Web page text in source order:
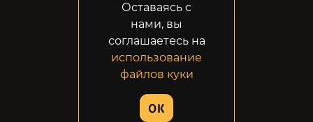
Конфиденциальность
Возвраты
Правовая информация
© 2014-2026 GabeStore
ADN Digital Studio
Оставаясь с
нами, вы
соглашаетесь на
использование
файлов куки
OK